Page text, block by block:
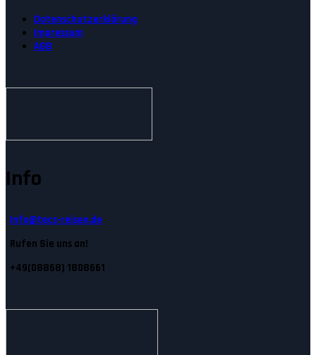
Datenschutzerklärung
Impressum
AGB
Info
Info@tecs-reisen.de
Rufen Sie uns an!
+49(08868) 1808661